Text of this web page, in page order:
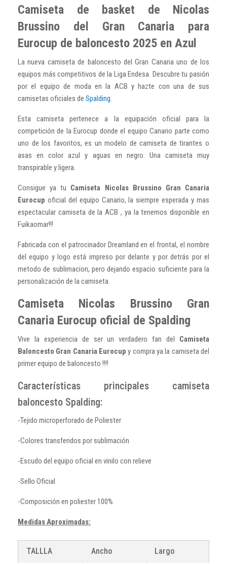
Camiseta de basket de Nicolas
Brussino del Gran Canaria para
Eurocup de baloncesto 2025 en Azul
La nueva camiseta de baloncesto del Gran Canaria uno de los
equipos más competitivos de la Liga Endesa. Descubre tu pasión
por el equipo de moda en la ACB y hazte con una de sus
camisetas oficiales de Spalding.
Esta camiseta pertenece a la equipación oficial para la
competición de la Eurocup donde el equipo Canario parte como
uno de los favoritos, es un modelo de camiseta de tirantes o
asas en color azul y aguas en negro. Una camiseta muy
transpirable y ligera.
Consigue ya tu Camiseta Nicolas Brussino Gran Canaria
Eurocup oficial del equipo Canario, la siempre esperada y mas
espectacular camiseta de la ACB , ya la tenemos disponible en
Fuikaomar!!!
Fabricada con el patrocinador Dreamland en el frontal, el nombre
del equipo y logo está impreso por delante y por detrás por el
metodo de sublimacion, pero dejando espacio suficiente para la
personalización de la camiseta.
Camiseta Nicolas Brussino Gran
Canaria Eurocup oficial de Spalding
Vive la experiencia de ser un verdadero fan del Camiseta
Baloncesto Gran Canaria Eurocup y compra ya la camiseta del
primer equipo de baloncesto !!!!
Características principales camiseta
baloncesto Spalding:
-Tejido microperforado de Poliester
-Colores transferidos por sublimación
-Escudo del equipo oficial en vinilo con relieve
-Sello Oficial
-Composición en poliester 100%
Medidas Aproximadas:
TALLLA Ancho Largo